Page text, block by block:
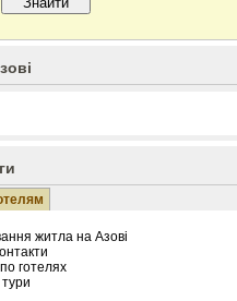
житла на Азові
по готелях
тури